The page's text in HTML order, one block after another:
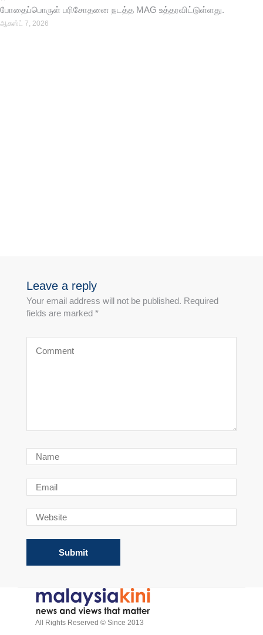
போதைப்பொருள் பரிசோதனை நடத்த MAG உத்தரவிட்டுள்ளது.
ஆகஸ்ட் 7, 2026
Leave a reply
Your email address will not be published. Required
fields are marked *
All Rights Reserved © Since 2013